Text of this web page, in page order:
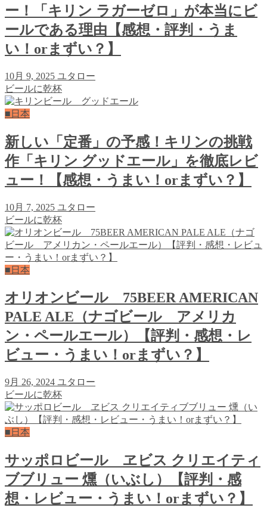
ー！「キリン ラガーゼロ」が本当にビ
ールである理由【感想・評判・うま
い！orまずい？】
10月 9, 2025 ユタロー
ビールに乾杯
■日本
新しい「定番」の予感！キリンの挑戦
作「キリン グッドエール」を徹底レビ
ュー！【感想・うまい！orまずい？】
10月 7, 2025 ユタロー
ビールに乾杯
■日本
オリオンビール 75BEER AMERICAN
PALE ALE（ナゴビール アメリカ
ン・ペールエール）【評判・感想・レ
ビュー・うまい！orまずい？】
9月 26, 2024 ユタロー
ビールに乾杯
■日本
サッポロビール ヱビス クリエイティ
ブブリュー 燻（いぶし）【評判・感
想・レビュー・うまい！orまずい？】